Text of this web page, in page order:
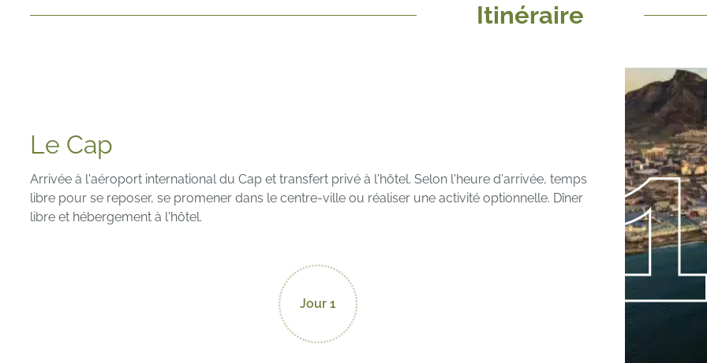
Itinéraire
Le Cap
Arrivée à l'aéroport international du Cap et transfert privé à l'hôtel. Selon l'heure d'arrivée, temps
libre pour se reposer, se promener dans le centre-ville ou réaliser une activité optionnelle. Dîner
libre et hébergement à l'hôtel.
Jour 1